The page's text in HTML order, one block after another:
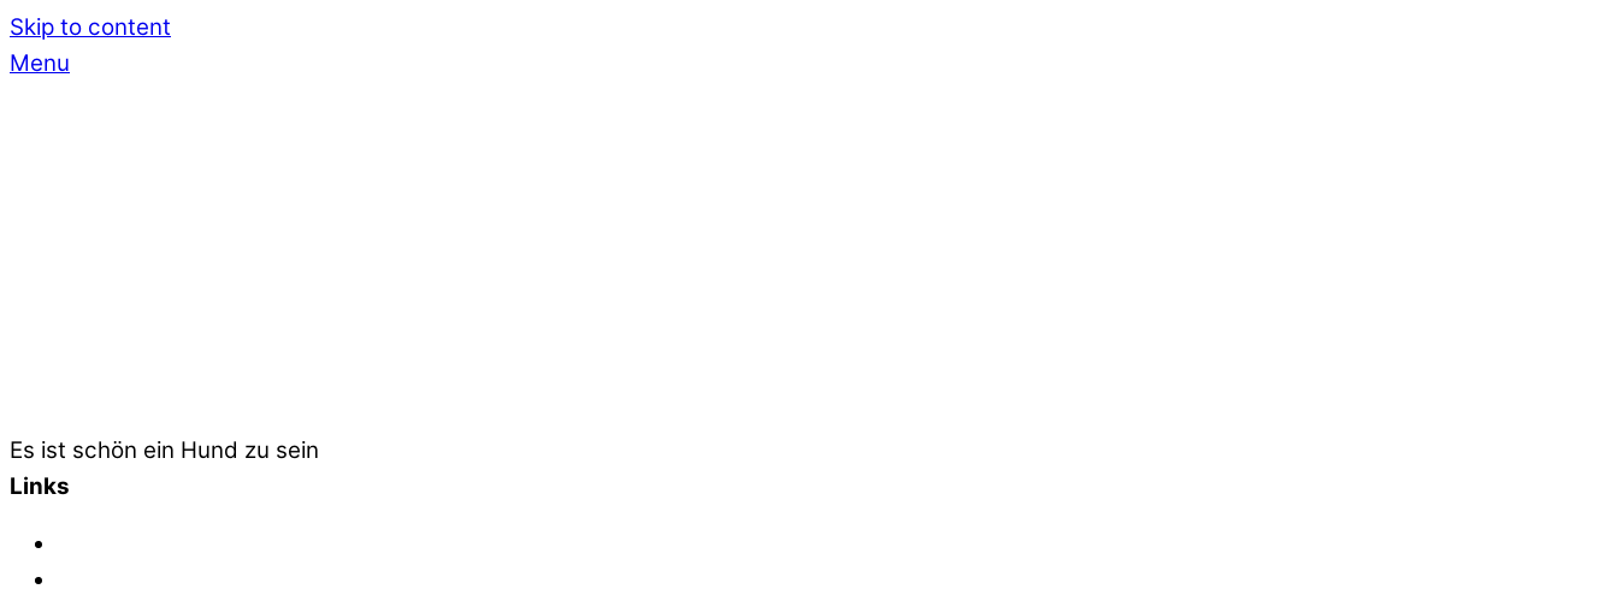
Skip to content
Menu
Es ist schön ein Hund zu sein
Links